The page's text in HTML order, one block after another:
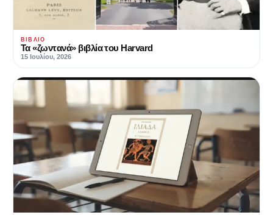
ΒΙΒΛΊΟ
Τα «ζωντανά» βιβλία του Harvard
15 Ιουλίου, 2026